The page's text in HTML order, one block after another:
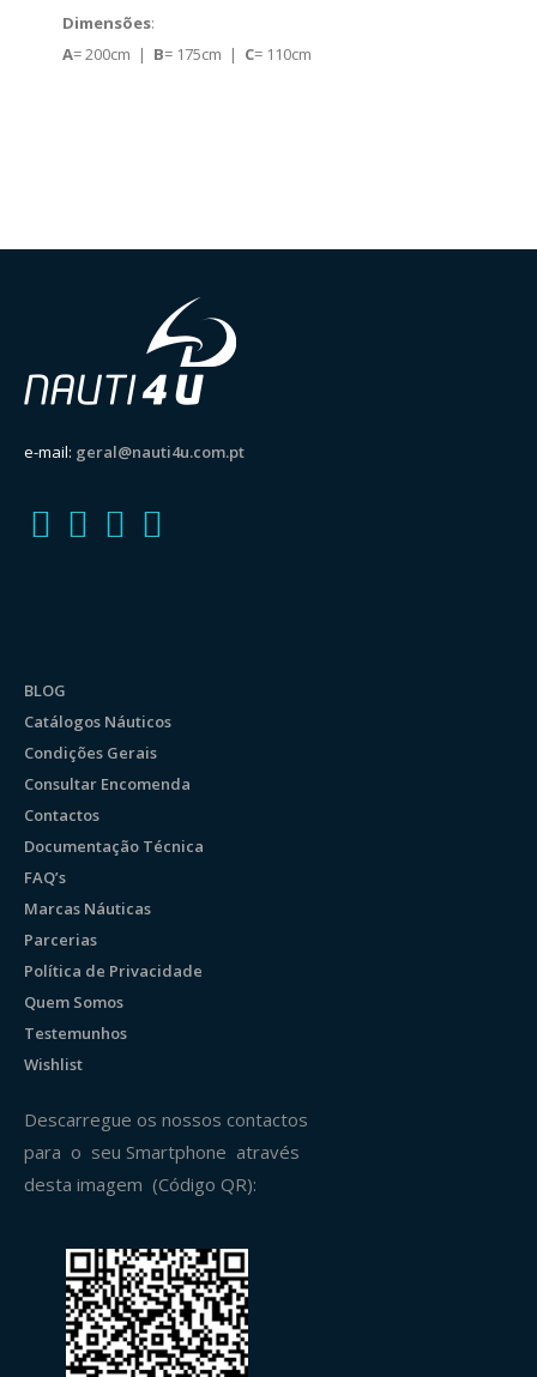
Dimensões:
A= 200cm | B= 175cm | C= 110cm
e-mail: geral@nauti4u.com.pt
BLOG
Catálogos Náuticos
Condições Gerais
Consultar Encomenda
Contactos
Documentação Técnica
FAQ’s
Marcas Náuticas
Parcerias
Política de Privacidade
Quem Somos
Testemunhos
Wishlist
Descarregue os nossos contactos
para o seu Smartphone através
desta imagem (Código QR):